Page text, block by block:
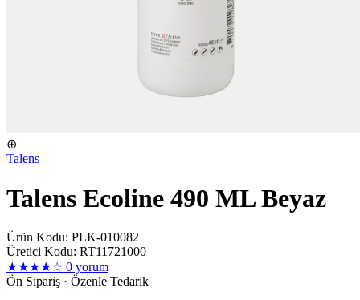
⊕
Talens
Talens Ecoline 490 ML Beyaz
Ürün Kodu: PLK-010082
Üretici Kodu: RT11721000
★★★★☆ 0 yorum
Ön Sipariş · Özenle Tedarik